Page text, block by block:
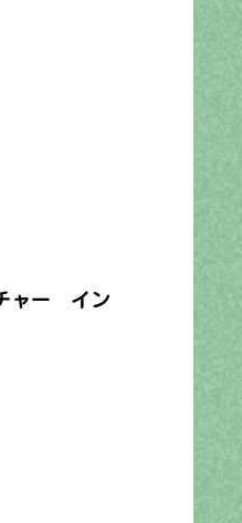
チャー イン